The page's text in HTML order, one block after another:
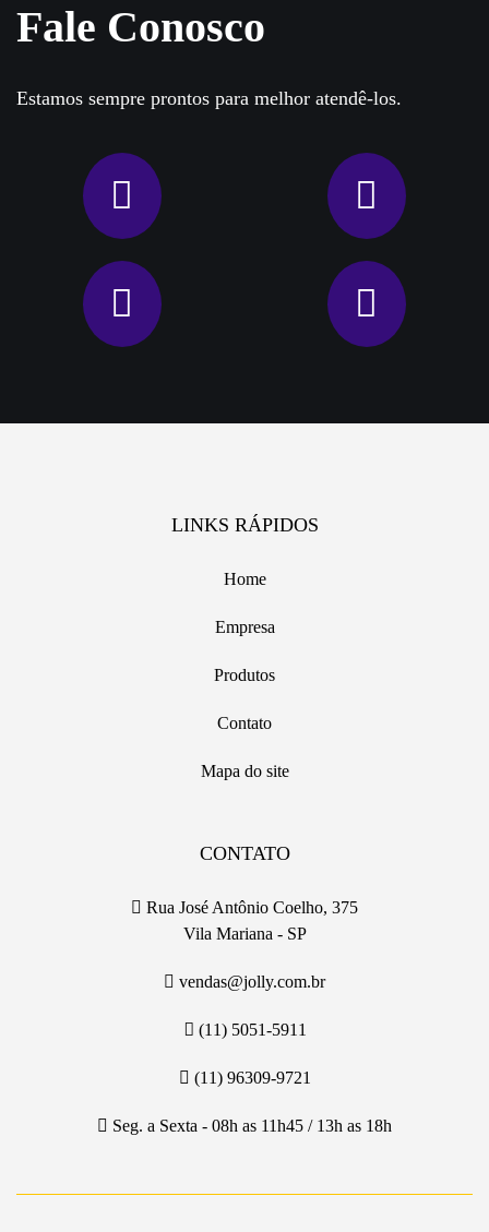
Fale Conosco
Estamos sempre prontos para melhor atendê-los.
LINKS RÁPIDOS
Home
Empresa
Produtos
Contato
Mapa do site
CONTATO
Rua José Antônio Coelho, 375
Vila Mariana - SP
vendas@jolly.com.br
(11) 5051-5911
(11) 96309-9721
Seg. a Sexta - 08h as 11h45 / 13h as 18h